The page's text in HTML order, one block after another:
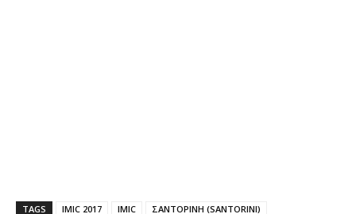
TAGS IMIC 2017 IMIC
ΣΑΝΤΟΡΙΝΗ (SANTORINI)